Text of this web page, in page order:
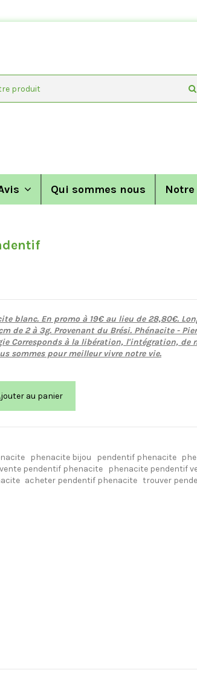
Qui sommes nous
blanc. En promo à 19€ au lieu de 28,80€.
de 2 à 3g. Provenant du Brési. Phénacite -
Corresponds à la libération, l'intégration, de
sommes pour meilleur vivre notre vie.
au panier
phenacite bijou pendentif phenacite
vente pendentif phenacite
phenacite pendentif
acheter pendentif phenacite trouver